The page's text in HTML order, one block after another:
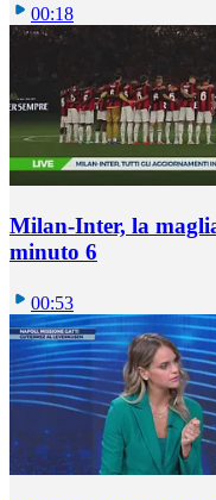
00:18
Milan-Inter, la
minuto 6
00:53